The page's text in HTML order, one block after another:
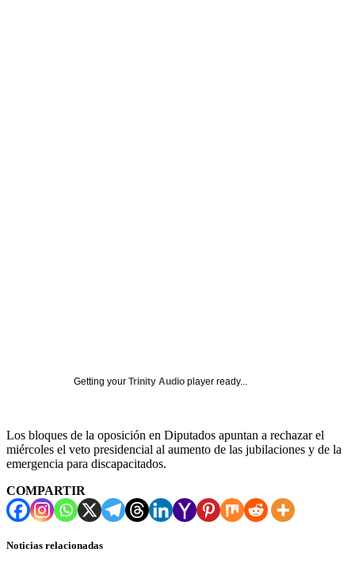
Getting your Trinity Audio player ready...
Los bloques de la oposición en Diputados apuntan a rechazar el
miércoles el veto presidencial al aumento de las jubilaciones y de la
emergencia para discapacitados.
COMPARTIR
Noticias relacionadas